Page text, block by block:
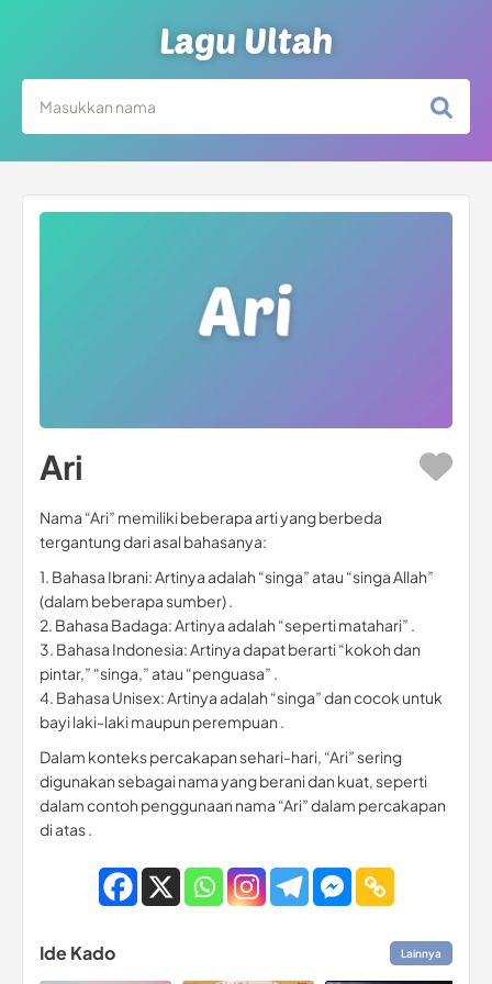
Lagu Ultah
Ari
Nama “Ari” memiliki beberapa arti yang berbeda
tergantung dari asal bahasanya:
1. Bahasa Ibrani: Artinya adalah “singa” atau “singa Allah”
(dalam beberapa sumber) .
2. Bahasa Badaga: Artinya adalah “seperti matahari” .
3. Bahasa Indonesia: Artinya dapat berarti “kokoh dan
pintar,” “singa,” atau “penguasa” .
4. Bahasa Unisex: Artinya adalah “singa” dan cocok untuk
bayi laki-laki maupun perempuan .
Dalam konteks percakapan sehari-hari, “Ari” sering
digunakan sebagai nama yang berani dan kuat, seperti
dalam contoh penggunaan nama “Ari” dalam percakapan
di atas .
Ide Kado Lainnya